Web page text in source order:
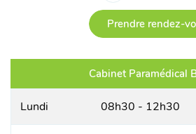
Prendre rendez-
Cabinet Paramédical
Lundi 08h30 - 12h30